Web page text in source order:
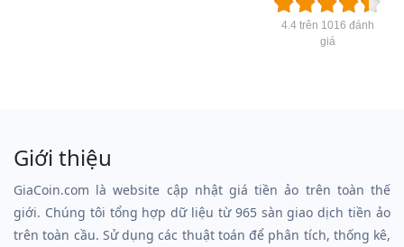
4.4 trên 1016 đánh
giá
Giới thiệu
GiaCoin.com là website cập nhật giá tiền ảo trên toàn thế
giới. Chúng tôi tổng hợp dữ liệu từ 965 sàn giao dịch tiền ảo
trên toàn cầu. Sử dụng các thuật toán để phân tích, thống kê,